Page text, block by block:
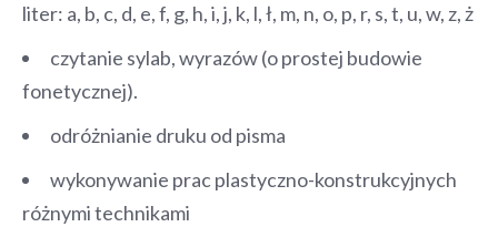
liter: a, b, c, d, e, f, g, h, i, j, k, l, ł, m, n, o, p, r, s, t, u, w, z, ż
czytanie sylab, wyrazów (o prostej budowie
fonetycznej).
odróżnianie druku od pisma
wykonywanie prac plastyczno-konstrukcyjnych
różnymi technikami